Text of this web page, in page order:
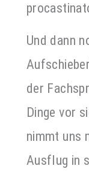
Und dann
der
Dinge vor
nimmt uns
Ausflug in